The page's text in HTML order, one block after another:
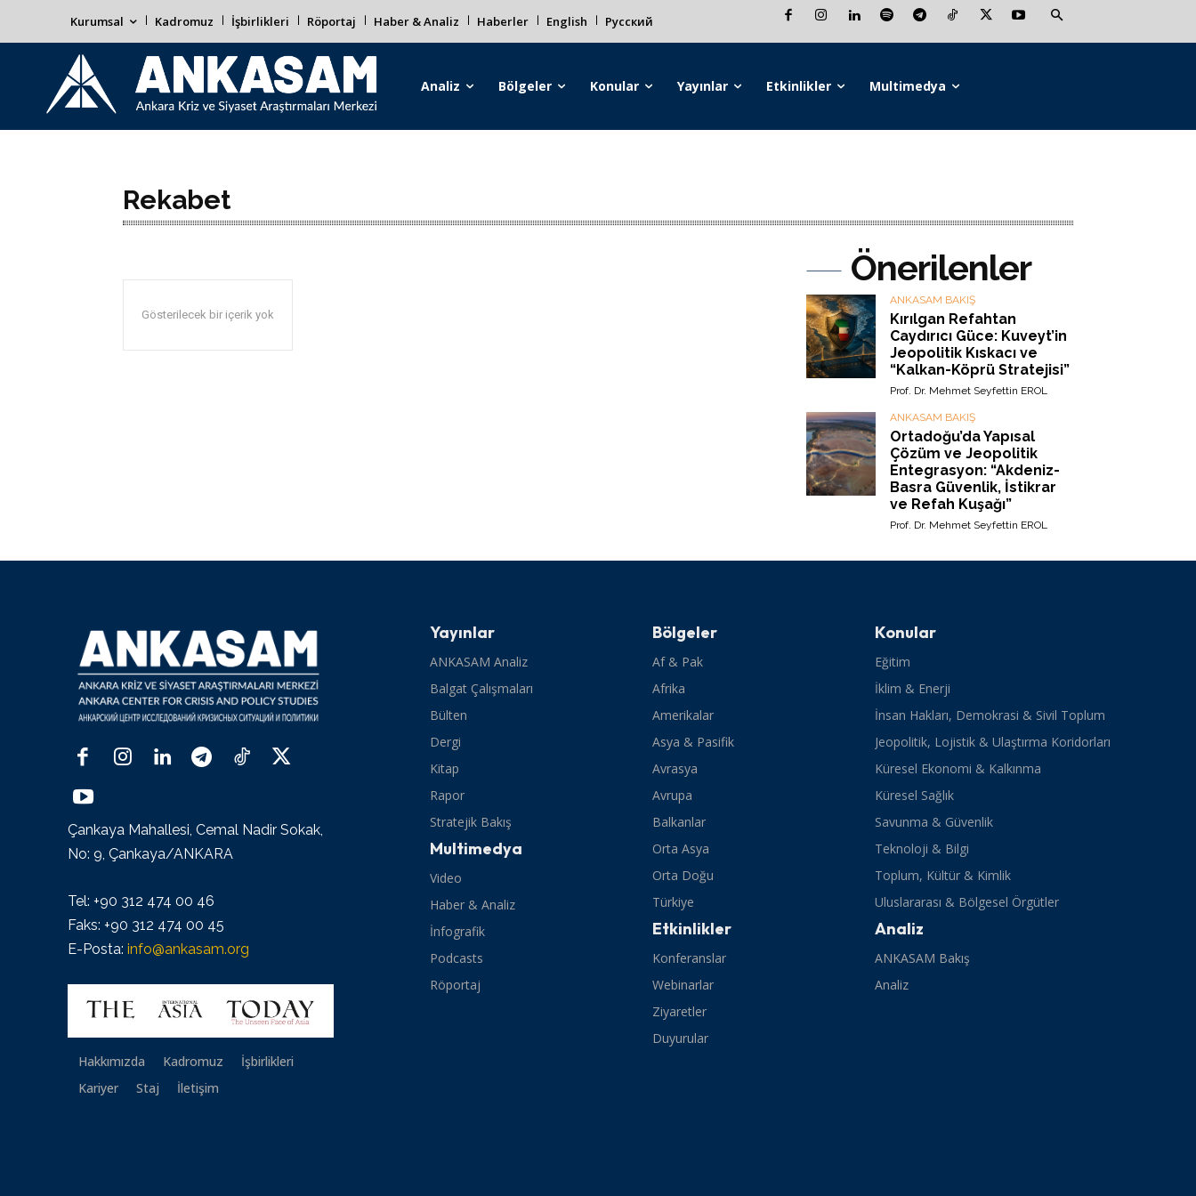
Kurumsal Kadromuz İşbirlikleri Röportaj Haber & Analiz Haberler English Русский
Analiz Bölgeler Konular Yayınlar Etkinlikler Multimedya
Rekabet
Gösterilecek bir içerik yok
Önerilenler
ANKASAM BAKIŞ
Kırılgan Refahtan
Caydırıcı Güce: Kuveyt’in
Jeopolitik Kıskacı ve
“Kalkan-Köprü Stratejisi”
Prof. Dr. Mehmet Seyfettin EROL
ANKASAM BAKIŞ
Ortadoğu’da Yapısal
Çözüm ve Jeopolitik
Entegrasyon: “Akdeniz-
Basra Güvenlik, İstikrar
ve Refah Kuşağı”
Prof. Dr. Mehmet Seyfettin EROL
Çankaya Mahallesi, Cemal Nadir Sokak,
No: 9, Çankaya/ANKARA
Tel: +90 312 474 00 46
Faks: +90 312 474 00 45
E-Posta: info@ankasam.org
Hakkımızda Kadromuz
İşbirlikleri
Kariyer
Staj İletişim
Yayınlar
ANKASAM Analiz
Balgat Çalışmaları
Bülten
Dergi
Kitap
Rapor
Stratejik Bakış
Multimedya
Video
Haber & Analiz
İnfografik
Podcasts
Röportaj
Bölgeler
Af & Pak
Afrika
Amerikalar
Asya & Pasifik
Avrasya
Avrupa
Balkanlar
Orta Asya
Orta Doğu
Türkiye
Etkinlikler
Konferanslar
Webinarlar
Ziyaretler
Duyurular
Konular
Eğitim
İklim & Enerji
İnsan Hakları, Demokrasi & Sivil Toplum
Jeopolitik, Lojistik & Ulaştırma Koridorları
Küresel Ekonomi & Kalkınma
Küresel Sağlık
Savunma & Güvenlik
Teknoloji & Bilgi
Toplum, Kültür & Kimlik
Uluslararası & Bölgesel Örgütler
Analiz
ANKASAM Bakış
Analiz